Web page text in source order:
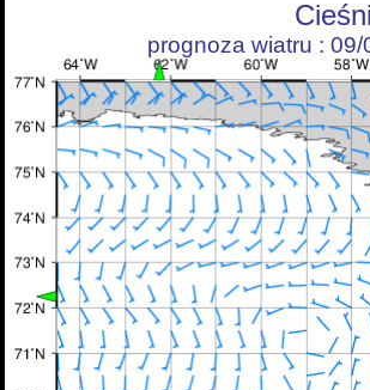
prognoza wiatru :